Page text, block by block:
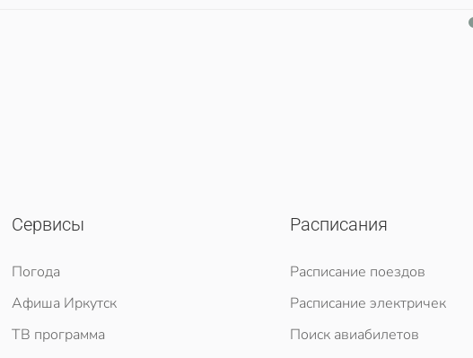
Сервисы
Погода
Афиша Иркутск
ТВ программа
Расписания
Расписание поездов
Расписание электричек
Поиск авиабилетов